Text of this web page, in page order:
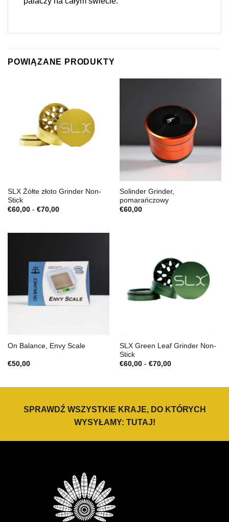
POWIĄZANE PRODUKTY
SLX Żółte złoto Grinder Non-
Stick
€60,00 - €70,00Zakres
Solinder Grinder,
pomarańczowy
€60,00
On Balance, Envy Scale
€50,00
SLX Green Leaf Grinder Non-
Stick
€60,00 - €70,00Zakres
SPRAWDŹ WSZYSTKIE KRAJE, DO KTÓRYCH
WYSYŁAMY: TUTAJ!